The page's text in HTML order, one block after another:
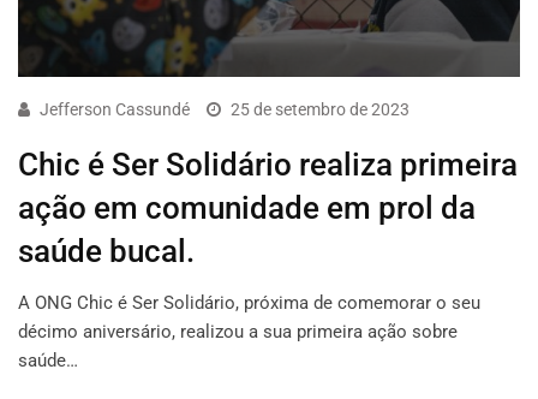
Jefferson Cassundé 25 de setembro de 2023
Chic é Ser Solidário realiza primeira
ação em comunidade em prol da
saúde bucal.
A ONG Chic é Ser Solidário, próxima de comemorar o seu
décimo aniversário, realizou a sua primeira ação sobre
saúde…